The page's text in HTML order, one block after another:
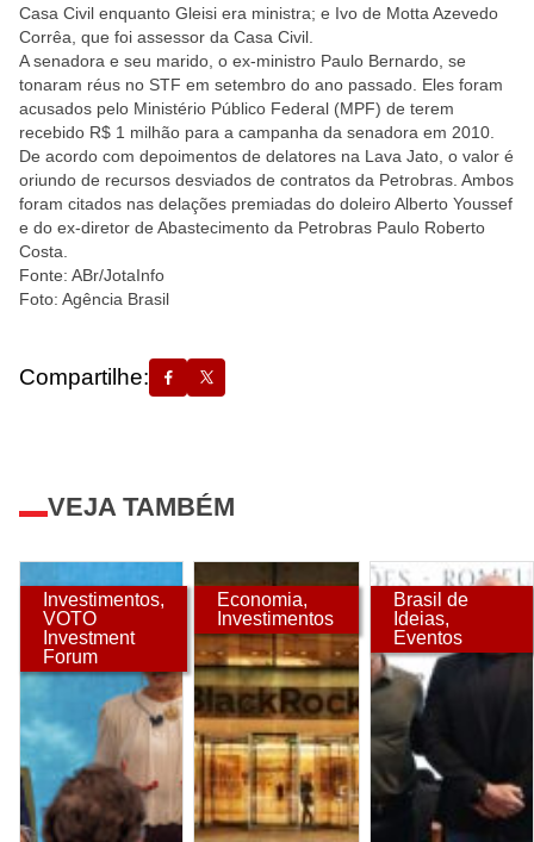
Casa Civil enquanto Gleisi era ministra; e Ivo de Motta Azevedo
Corrêa, que foi assessor da Casa Civil.
A senadora e seu marido, o ex-ministro Paulo Bernardo, se
tonaram réus no STF em setembro do ano passado. Eles foram
acusados pelo Ministério Público Federal (MPF) de terem
recebido R$ 1 milhão para a campanha da senadora em 2010.
De acordo com depoimentos de delatores na Lava Jato, o valor é
oriundo de recursos desviados de contratos da Petrobras. Ambos
foram citados nas delações premiadas do doleiro Alberto Youssef
e do ex-diretor de Abastecimento da Petrobras Paulo Roberto
Costa.
Fonte: ABr/JotaInfo
Foto: Agência Brasil
Compartilhe:
VEJA TAMBÉM
Investimentos,
VOTO
Investment
Forum
Economia,
Investimentos
Brasil de
Ideias,
Eventos